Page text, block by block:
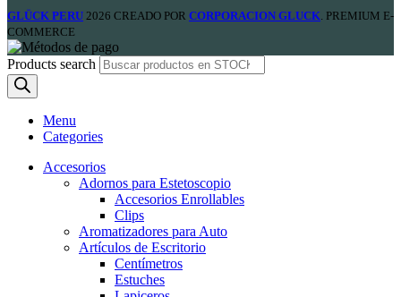
GLÜCK PERU 2026 CREADO POR CORPORACION GLUCK . PREMIUM E-
COMMERCE
Products search
Menu
Categories
Accesorios
Adornos para Estetoscopio
Accesorios Enrollables
Clips
Aromatizadores para Auto
Artículos de Escritorio
Centímetros
Estuches